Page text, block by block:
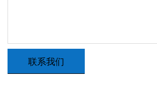
联系我们